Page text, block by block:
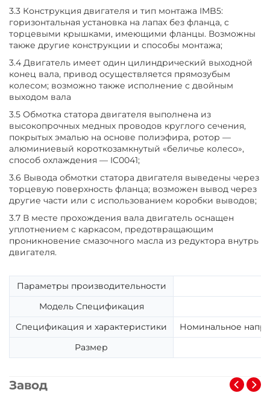
3.3 Конструкция двигателя и тип монтажа IMB5:
горизонтальная установка на лапах без фланца, с
торцевыми крышками, имеющими фланцы. Возможны
также другие конструкции и способы монтажа;
3.4 Двигатель имеет один цилиндрический выходной
конец вала, привод осуществляется прямозубым
колесом; возможно также исполнение с двойным
выходом вала
3.5 Обмотка статора двигателя выполнена из
высокопрочных медных проводов круглого сечения,
покрытых эмалью на основе полиэфира, ротор —
алюминиевый короткозамкнутый «беличье колесо»,
способ охлаждения — IC0041;
3.6 Вывода обмотки статора двигателя выведены через
торцевую поверхность фланца; возможен вывод через
другие части или с использованием коробки выводов;
3.7 В месте прохождения вала двигатель оснащен
уплотнением с каркасом, предотвращающим
проникновение смазочного масла из редуктора внутрь
двигателя.
Параметры производительности
Модель Спецификация
Спецификация и характеристики
Номинальное
Размер
Завод